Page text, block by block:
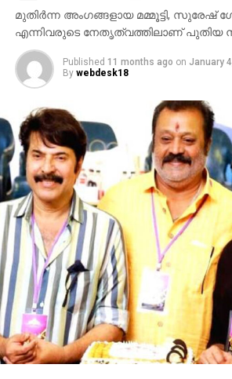
മുതിര്‍ന്ന അംഗങ്ങളായ മമ്മൂട്ടി, സുരേഷ്
എന്നിവരുടെ നേതൃത്വത്തിലാണ് പുതിയ
Published 11 months ago on January
By webdesk18